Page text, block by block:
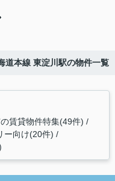
道本線 東淀川駅の物件一覧
賃貸物件特集(49件)
ー向け(20件)